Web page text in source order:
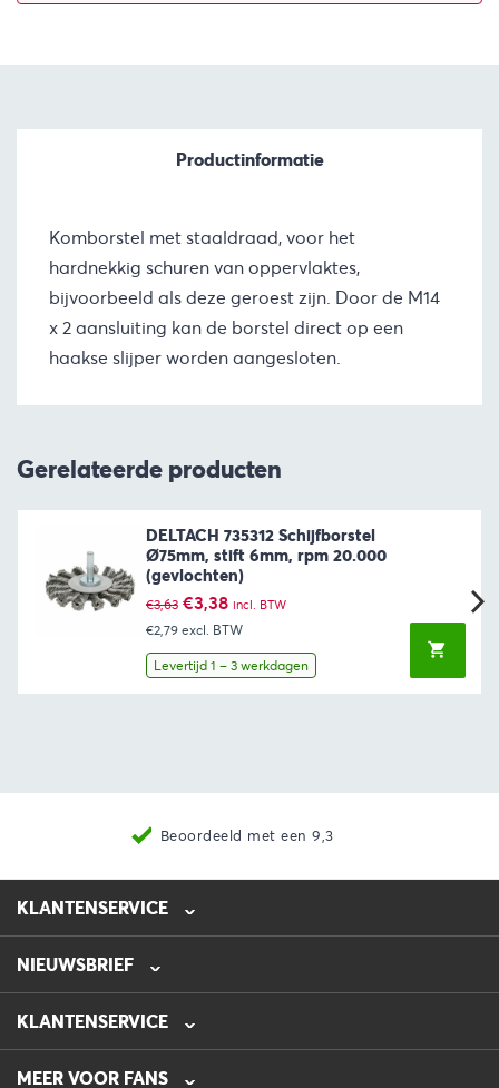
Productinformatie
Komborstel met staaldraad, voor het
hardnekkig schuren van oppervlaktes,
bijvoorbeeld als deze geroest zijn. Door de M14
x 2 aansluiting kan de borstel direct op een
haakse slijper worden aangesloten.
Gerelateerde producten
DELTACH 735312 Schijfborstel
Ø75mm, stift 6mm, rpm 20.000
(gevlochten)
€3,63 Oorspronkelijke
prijs
was:
€3,63.
€3,38Huidige
prijs
is:
€3,38.
incl. BTW
€2,79 excl. BTW
Levertijd 1 – 3 werkdagen
Beoordeeld met een 9,3
KLANTENSERVICE
0475-218632
info@automotive-line.nl
NIEUWSBRIEF
KLANTENSERVICE
Bestellen
Betalen
MEER VOOR FANS